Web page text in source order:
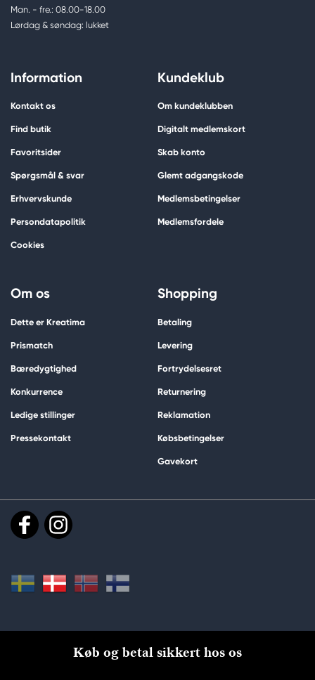
Man. - fre.: 08.00-18.00
Lørdag & søndag: lukket
Information
Kontakt os
Find butik
Favoritsider
Spørgsmål & svar
Erhvervskunde
Persondatapolitik
Cookies
Kundeklub
Om kundeklubben
Digitalt medlemskort
Skab konto
Glemt adgangskode
Medlemsbetingelser
Medlemsfordele
Om os
Dette er Kreatima
Prismatch
Bæredygtighed
Konkurrence
Ledige stillinger
Pressekontakt
Shopping
Betaling
Levering
Fortrydelsesret
Returnering
Reklamation
Købsbetingelser
Gavekort
Køb og betal sikkert hos os